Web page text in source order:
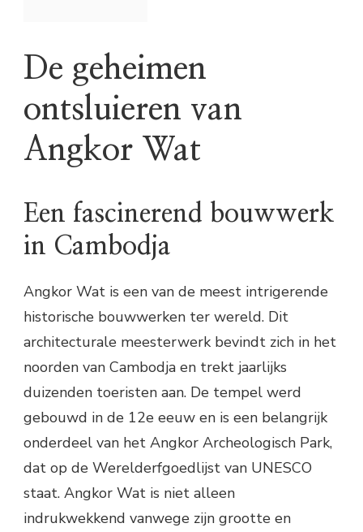
De geheimen
ontsluieren van
Angkor Wat
Een fascinerend bouwwerk
in Cambodja
Angkor Wat is een van de meest intrigerende
historische bouwwerken ter wereld. Dit
architecturale meesterwerk bevindt zich in het
noorden van Cambodja en trekt jaarlijks
duizenden toeristen aan. De tempel werd
gebouwd in de 12e eeuw en is een belangrijk
onderdeel van het Angkor Archeologisch Park,
dat op de Werelderfgoedlijst van UNESCO
staat. Angkor Wat is niet alleen
indrukwekkend vanwege zijn grootte en